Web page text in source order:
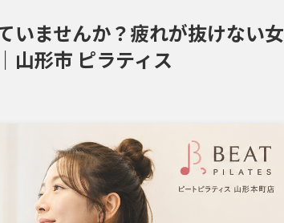
いませんか？疲れが抜けない女
山形市 ピラティス